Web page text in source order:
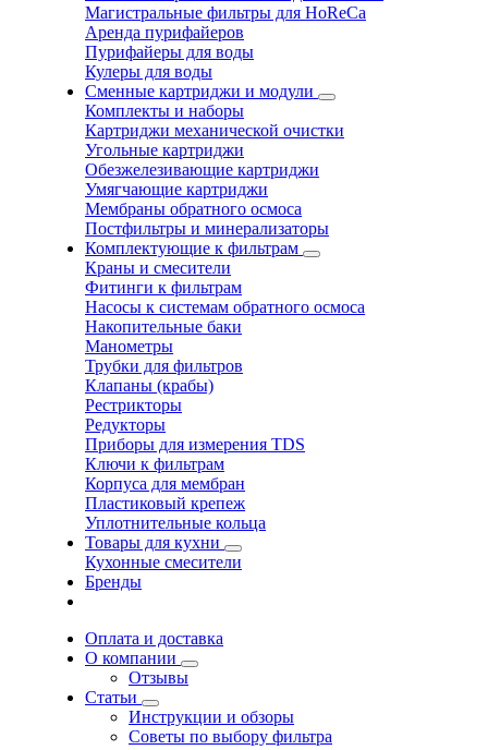
Магистральные фильтры для HoReCa
Аренда пурифайеров
Пурифайеры для воды
Кулеры для воды
Сменные картриджи и модули
Комплекты и наборы
Картриджи механической очистки
Угольные картриджи
Обезжелезивающие картриджи
Умягчающие картриджи
Мембраны обратного осмоса
Постфильтры и минерализаторы
Комплектующие к фильтрам
Краны и смесители
Фитинги к фильтрам
Насосы к системам обратного осмоса
Накопительные баки
Манометры
Трубки для фильтров
Клапаны (крабы)
Рестрикторы
Редукторы
Приборы для измерения TDS
Ключи к фильтрам
Корпуса для мембран
Пластиковый крепеж
Уплотнительные кольца
Товары для кухни
Кухонные смесители
Бренды
Оплата и доставка
О компании
Отзывы
Статьи
Инструкции и обзоры
Советы по выбору фильтра